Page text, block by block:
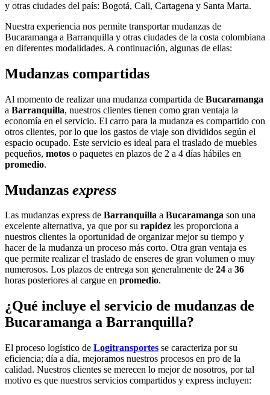
y otras ciudades del país: Bogotá, Cali, Cartagena y Santa Marta.
Nuestra experiencia nos permite transportar mudanzas de
Bucaramanga a Barranquilla y otras ciudades de la costa colombiana
en diferentes modalidades. A continuación, algunas de ellas:
Mudanzas compartidas
Al momento de realizar una mudanza compartida de Bucaramanga
a Barranquilla, nuestros clientes tienen como gran ventaja la
economía en el servicio. El carro para la mudanza es compartido con
otros clientes, por lo que los gastos de viaje son divididos según el
espacio ocupado. Este servicio es ideal para el traslado de muebles
pequeños, motos o paquetes en plazos de 2 a 4 días hábiles en
promedio.
Mudanzas express
Las mudanzas express de Barranquilla a Bucaramanga son una
excelente alternativa, ya que por su rapidez les proporciona a
nuestros clientes la oportunidad de organizar mejor su tiempo y
hacer de la mudanza un proceso más corto. Otra gran ventaja es
que permite realizar el traslado de enseres de gran volumen o muy
numerosos. Los plazos de entrega son generalmente de 24 a 36
horas posteriores al cargue en promedio.
¿Qué incluye el servicio de mudanzas de
Bucaramanga a Barranquilla?
El proceso logístico de Logitransportes se caracteriza por su
eficiencia; día a día, mejoramos nuestros procesos en pro de la
calidad. Nuestros clientes se merecen lo mejor de nosotros, por tal
motivo es que nuestros servicios compartidos y express incluyen: